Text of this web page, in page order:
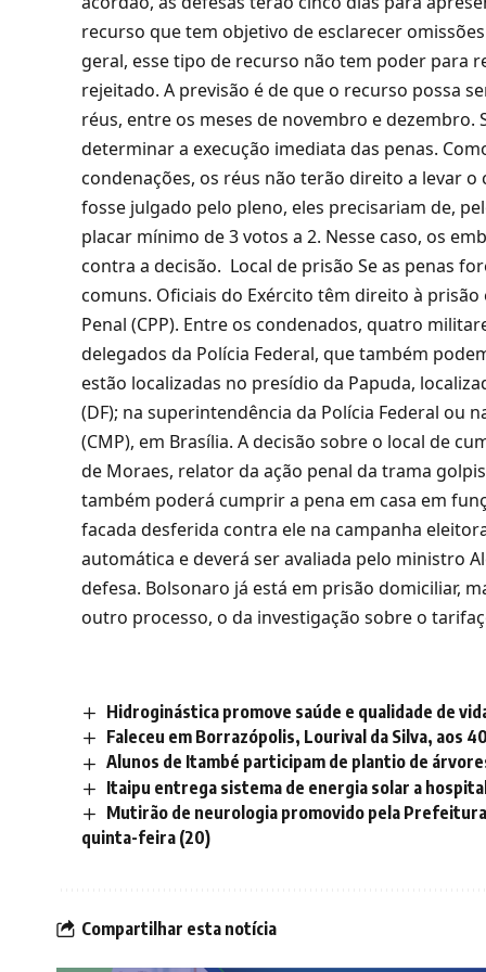
recurso que tem objetivo de esclarecer
geral, esse tipo de recurso não tem poder para
rejeitado. A previsão é de que o recurso possa
réus, entre os meses de novembro e
determinar a execução imediata das penas.
condenações, os réus não terão direito a levar
fosse julgado pelo pleno, eles precisariam de,
placar mínimo de 3 votos a 2. Nesse caso, os
contra a decisão. Local de prisão Se as penas
comuns. Oficiais do Exército têm direito à
Penal (CPP). Entre os condenados, quatro
delegados da Polícia Federal, que também
estão localizadas no presídio da Papuda,
(DF); na superintendência da Polícia Federal ou
(CMP), em Brasília. A decisão sobre o local de
de Moraes, relator da ação penal da trama
também poderá cumprir a pena em casa em
facada desferida contra ele na campanha
automática e deverá ser avaliada pelo ministro
defesa. Bolsonaro já está em prisão domiciliar,
outro processo, o da investigação sobre o
Hidroginástica promove saúde e qualidade de
Faleceu em Borrazópolis, Lourival da Silva, aos
Alunos de Itambé participam de plantio de
Itaipu entrega sistema de energia solar a
Mutirão de neurologia promovido pela
quinta-feira (20)
Compartilhar esta notícia